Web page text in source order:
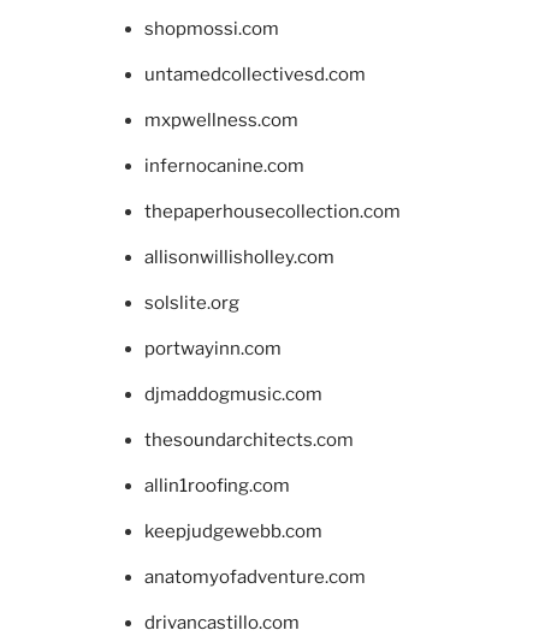
shopmossi.com
untamedcollectivesd.com
mxpwellness.com
infernocanine.com
thepaperhousecollection.com
allisonwillisholley.com
solslite.org
portwayinn.com
djmaddogmusic.com
thesoundarchitects.com
allin1roofing.com
keepjudgewebb.com
anatomyofadventure.com
drivancastillo.com